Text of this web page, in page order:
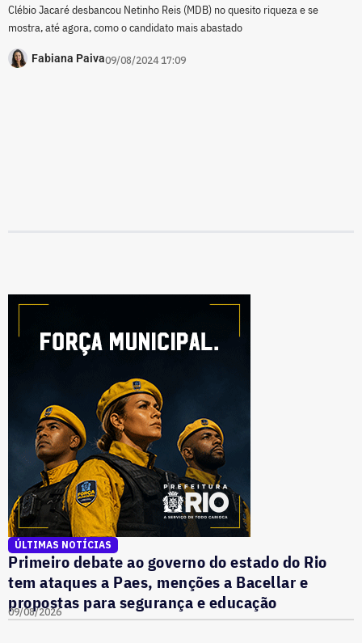
Clébio Jacaré desbancou Netinho Reis (MDB) no quesito riqueza e se
mostra, até agora, como o candidato mais abastado
Fabiana Paiva09/08/2024 17:09
ÚLTIMAS NOTÍCIAS
Primeiro debate ao governo do estado do Rio
tem ataques a Paes, menções a Bacellar e
propostas para segurança e educação
09/08/2026